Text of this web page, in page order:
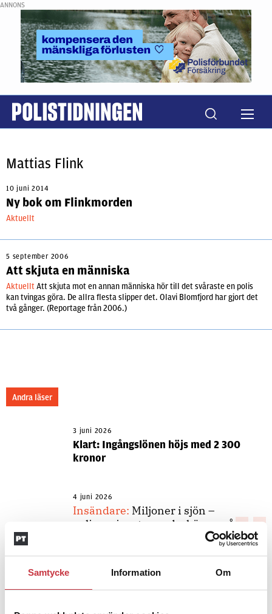
Samtycke Information Om
ANNONS
Mattias Flink
10 juni 2014
Ny bok om Flinkmorden
Aktuellt
5 september 2006
Att skjuta en människa
Aktuellt Att skjuta mot en annan människa hör till det svåraste en polis
kan tvingas göra. De allra flesta slipper det. Olavi Blomfjord har gjort det
två gånger. (Reportage från 2006.)
Andra läser
3 juni 2026
Klart: Ingångslönen höjs med 2 300
kronor
4 juni 2026
Insändare: Miljoner i sjön –
polisaspiranter underkänns på
– nu ska han lära sig grunderna